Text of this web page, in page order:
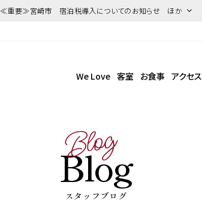
≪重要≫宮崎市 宿泊税導入についてのお知らせ ほか
We Love 客室 お食事 アクセス
Blog
Blog
スタッフブログ